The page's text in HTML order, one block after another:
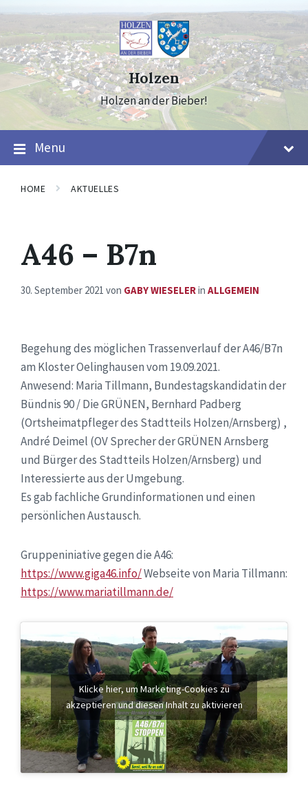
to
content
to
navigation
to
footer
Holzen
Holzen an der Bieber!
Menu
HOME AKTUELLES
A46 – B7n
30. September 2021 von GABY WIESELERin ALLGEMEIN
Begehung des möglichen Trassenverlauf der A46/B7n
am Kloster Oelinghausen vom 19.09.2021.
Anwesend: Maria Tillmann, Bundestagskandidatin der
Bündnis 90 / Die GRÜNEN, Bernhard Padberg
(Ortsheimatpfleger des Stadtteils Holzen/Arnsberg) ,
André Deimel (OV Sprecher der GRÜNEN Arnsberg
und Bürger des Stadtteils Holzen/Arnsberg) und
Interessierte aus der Umgebung.
Es gab fachliche Grundinformationen und einen
persönlichen Austausch.
Gruppeniniative gegen die A46:
https://www.giga46.info/Webseite von Maria Tillmann:
https://www.mariatillmann.de/
Klicke hier, um Marketing-Cookies zu
akzeptieren und diesen Inhalt zu aktivieren